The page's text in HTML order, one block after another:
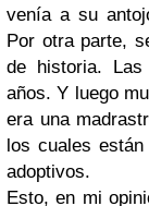
venía a su
Por otra parte,
de historia.
años. Y luego
era una
los cuales
adoptivos.
Esto, en mi